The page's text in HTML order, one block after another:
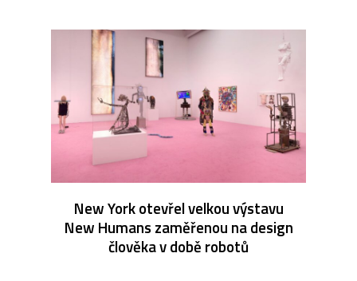
New York otevřel velkou výstavu
New Humans zaměřenou na design
člověka v době robotů